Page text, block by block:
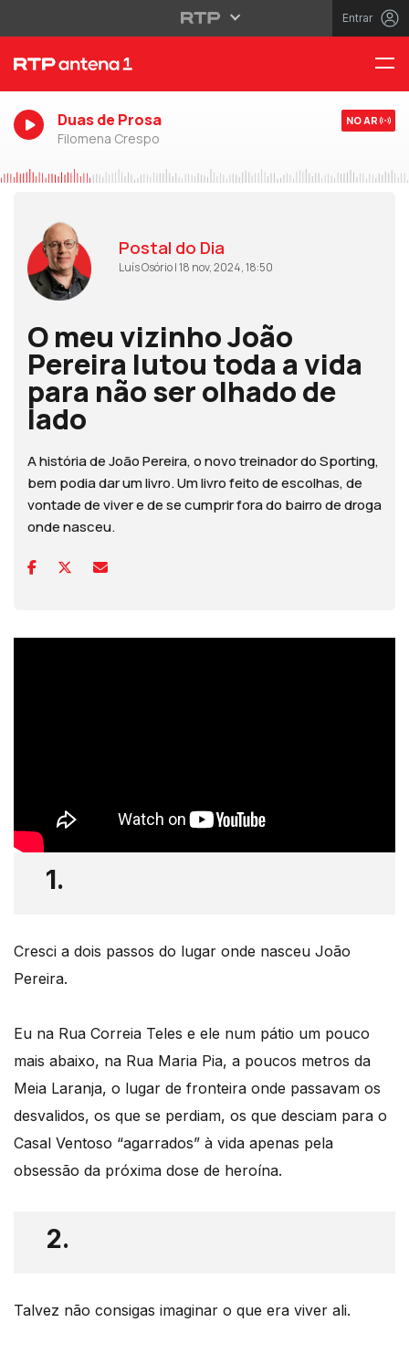
Entrar
Duas de Prosa
Filomena Crespo
NO AR
Postal do Dia
Luís Osório | 18 nov, 2024, 18:50
O meu vizinho João
Pereira lutou toda a vida
para não ser olhado de
lado
A história de João Pereira, o novo treinador do Sporting,
bem podia dar um livro. Um livro feito de escolhas, de
vontade de viver e de se cumprir fora do bairro de droga
onde nasceu.
1.
Cresci a dois passos do lugar onde nasceu João
Pereira.
Eu na Rua Correia Teles e ele num pátio um pouco
mais abaixo, na Rua Maria Pia, a poucos metros da
Meia Laranja, o lugar de fronteira onde passavam os
desvalidos, os que se perdiam, os que desciam para o
Casal Ventoso “agarrados” à vida apenas pela
obsessão da próxima dose de heroína.
2.
Talvez não consigas imaginar o que era viver ali.